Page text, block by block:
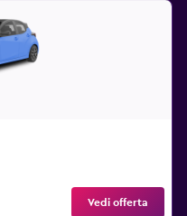
Vedi offerta